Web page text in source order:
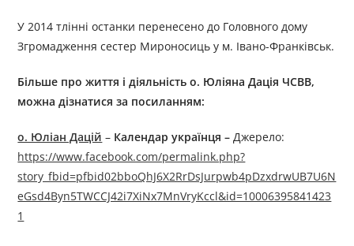
У 2014 тлінні останки перенесено до Головного дому
Згромадження сестер Мироносиць у м. Івано-Франківськ.
Більше про життя і діяльність о. Юліяна Дація ЧСВВ,
можна дізнатися за посиланням:
о. Юліан Дацій – Календар українця –Джерелo:
https://www.facebook.com/permalink.php?
story_fbid=pfbid02bboQhJ6X2RrDsJurpwb4pDzxdrwUB7U6N
eGsd4Byn5TWCCJ42i7XiNx7MnVryKccl&id=10006395841423
1